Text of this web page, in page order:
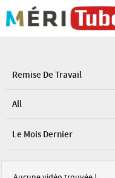
Remise De Travail
All
Le Mois Dernier